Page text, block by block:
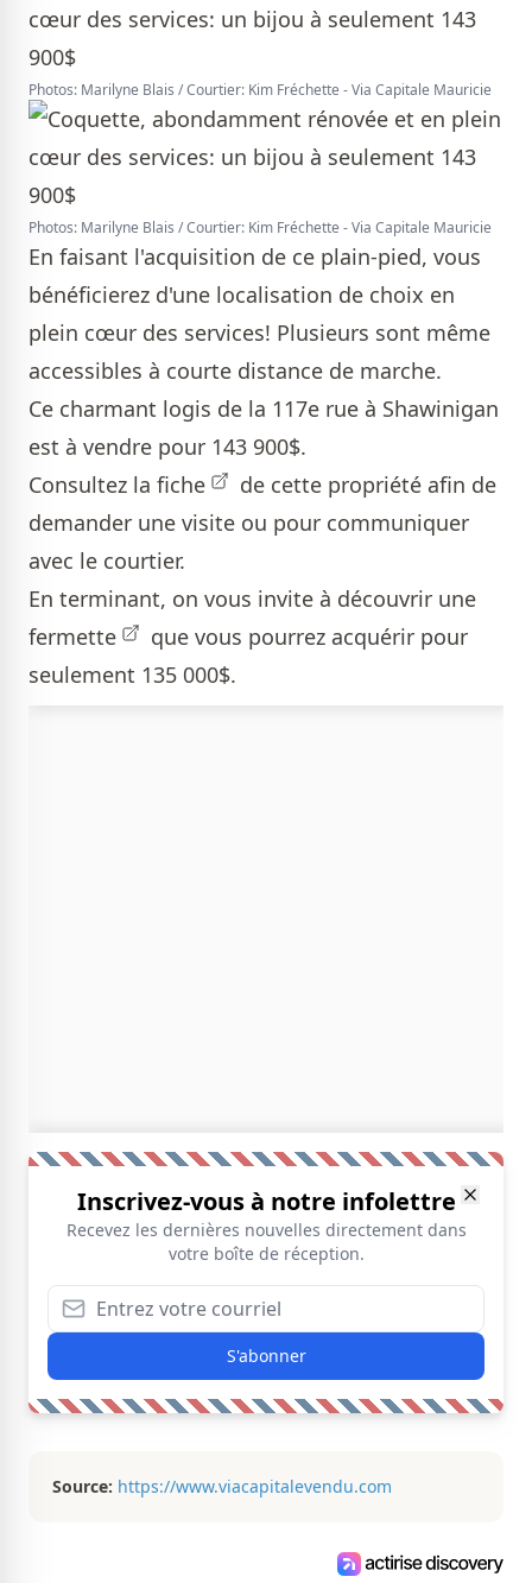
Photos: Marilyne Blais / Courtier: Kim Fréchette - Via Capitale Mauricie
Photos: Marilyne Blais / Courtier: Kim Fréchette - Via Capitale Mauricie
En faisant l'acquisition de ce plain-pied, vous
bénéficierez d'une localisation de choix en
plein cœur des services! Plusieurs sont même
accessibles à courte distance de marche.
Ce charmant logis de la 117e rue à Shawinigan
est à vendre pour 143 900$.
Consultez la fiche
de cette propriété afin de
demander une visite ou pour communiquer
avec le courtier.
En terminant, on vous invite à découvrir une
fermette
que vous pourrez acquérir pour
seulement 135 000$.
Inscrivez-vous à notre infolettre
Recevez les dernières nouvelles directement dans
votre boîte de réception.
S'abonner
Source: https://www.viacapitalevendu.com